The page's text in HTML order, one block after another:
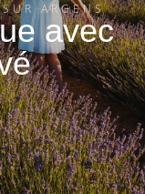
ARGENS
avec